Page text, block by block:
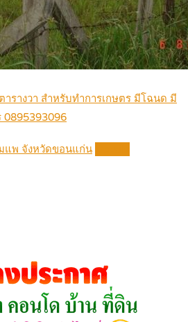
รางวา สำหรับทำการเกษตร มีโฉนด มี
0895393096
แพ จังหวัดขอนแก่น